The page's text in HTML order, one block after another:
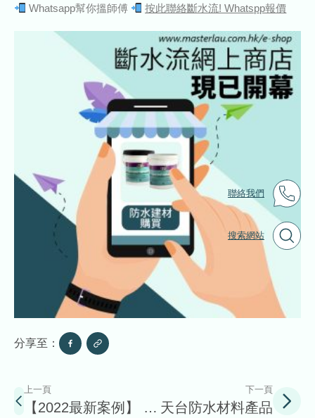
聯絡我們
搜索網站
Whatsapp幫你搵師傅 按此聯絡斷水流! Whatspp報價
分享至：
上一頁
【2022最新案例】 中
下一頁
天台防水材料產品